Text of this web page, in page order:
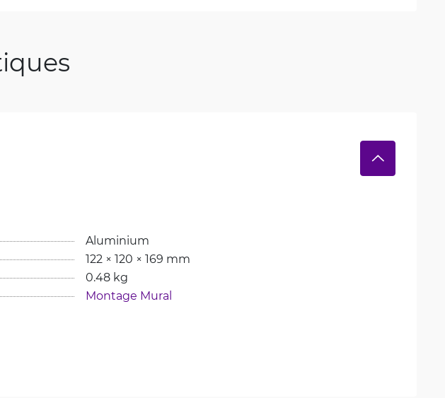
Aluminium
122 × 120 × 169 mm
0.48 kg
Montage Mural